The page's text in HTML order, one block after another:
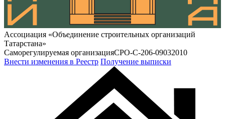
Ассоциация «Объединение строительных организаций
Татарстана»
Саморегулируемая организацияСРО-С-206-09032010
Внести изменения в Реестр Получение выписки